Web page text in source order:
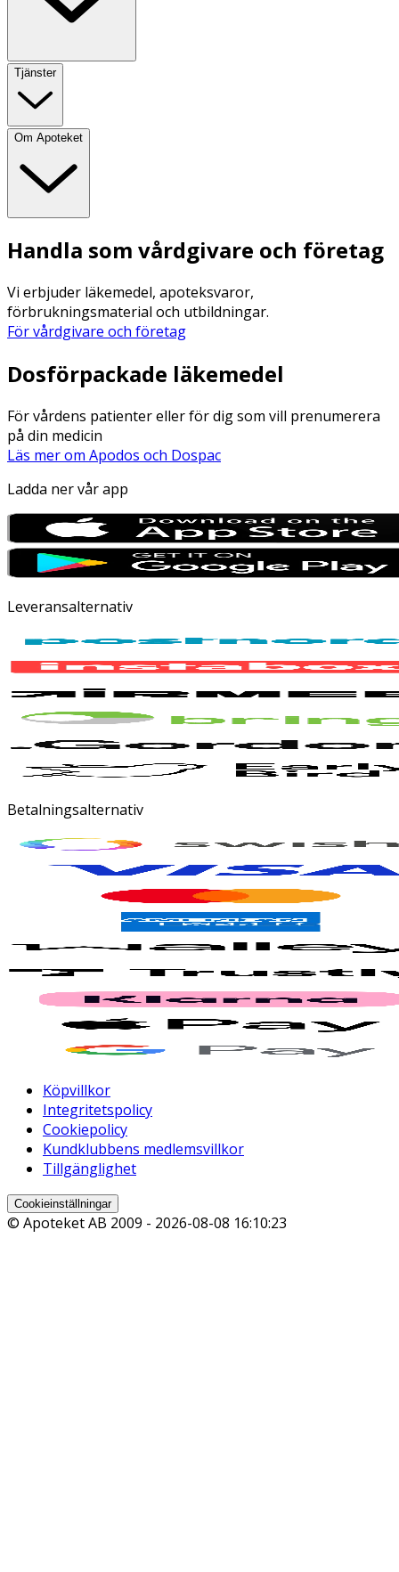
Tjänster
Om Apoteket
Handla som vårdgivare och företag
Vi erbjuder läkemedel, apoteksvaror,
förbrukningsmaterial och utbildningar.
För vårdgivare och företag
Dosförpackade läkemedel
För vårdens patienter eller för dig som vill prenumerera
på din medicin
Läs mer om Apodos och Dospac
Ladda ner vår app
Leveransalternativ
Betalningsalternativ
Köpvillkor
Integritetspolicy
Cookiepolicy
Kundklubbens medlemsvillkor
Tillgänglighet
Cookieinställningar
© Apoteket AB 2009 - 2026-08-08 16:10:23